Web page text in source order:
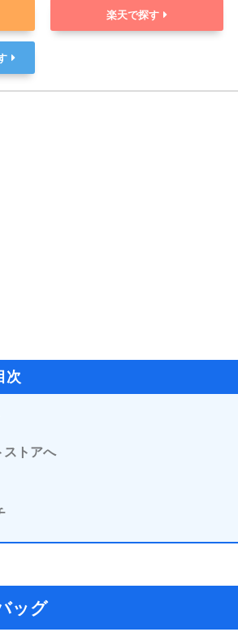
楽天で探す
次
ストアへ
ッグ